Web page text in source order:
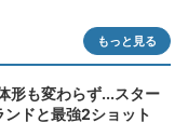
もっと見る
形も変わらず...スター
ドと最強2ショット